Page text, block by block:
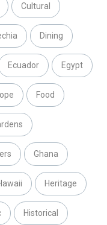
Cultural
Dining
Ecuador Egypt
Food
Ghana
Heritage
Historical